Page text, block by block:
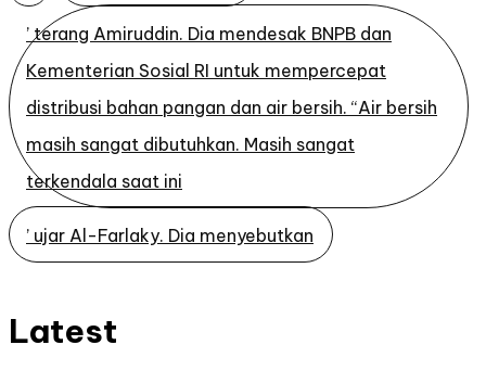
’ terang Amiruddin. Dia mendesak BNPB dan
Kementerian Sosial RI untuk mempercepat
distribusi bahan pangan dan air bersih. “Air bersih
masih sangat dibutuhkan. Masih sangat
terkendala saat ini
’ ujar Al-Farlaky. Dia menyebutkan
Latest